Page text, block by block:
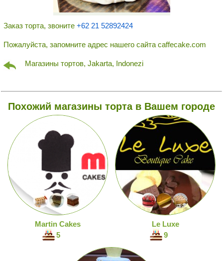
Заказ торта, звоните +62 21 52892424
Пожалуйста, запомните адрес нашего сайта caffecake.com
Магазины тортов, Jakarta, Indonezi
Похожий магазины торта в Вашем городе
Martin Cakes
5
Le Luxe
9